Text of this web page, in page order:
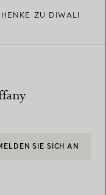
ZU DIWALI
SIE SICH AN